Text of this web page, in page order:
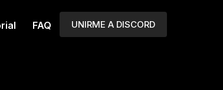
FAQ UNIRME A DISCORD